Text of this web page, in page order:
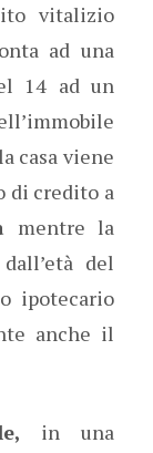
vitalizio
ad una
14 ad un
casa viene
di credito a
mentre la
del
ipotecario
anche il
in una